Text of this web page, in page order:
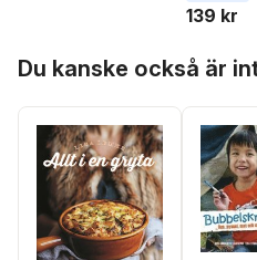
139 kr
Du kanske också är